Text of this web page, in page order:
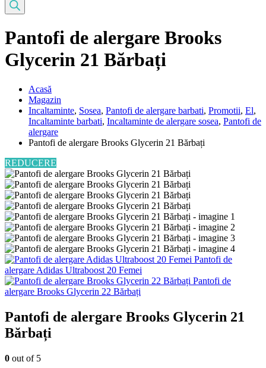
Pantofi de alergare Brooks
Glycerin 21 Bărbați
Acasă
Magazin
Incaltaminte, Sosea, Pantofi de alergare barbati, Promotii, El,
Incaltaminte barbati, Incaltaminte de alergare sosea, Pantofi de
alergare
Pantofi de alergare Brooks Glycerin 21 Bărbați
REDUCERE
Pantofi de
alergare Adidas Ultraboost 20 Femei
Pantofi de
alergare Brooks Glycerin 22 Bărbați
Pantofi de alergare Brooks Glycerin 21
Bărbați
0 out of 5